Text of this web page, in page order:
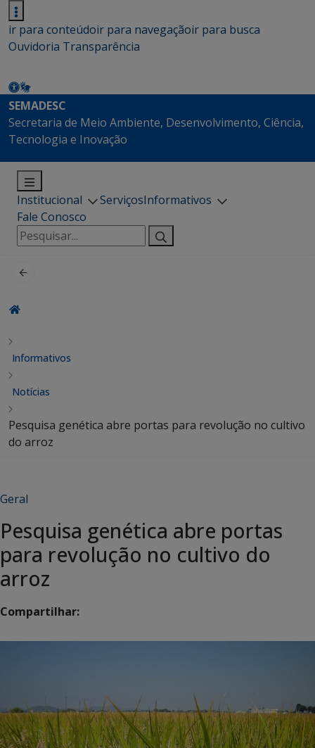
ir para conteúdoir para navegaçãoir para busca
Ouvidoria Transparência
SEMADESC
Secretaria de Meio Ambiente, Desenvolvimento, Ciência,
Tecnologia e Inovação
Institucional ServiçosInformativos
Fale Conosco
Pesquisar
por:
Informativos
Notícias
Pesquisa genética abre portas para revolução no cultivo
do arroz
Geral
Pesquisa genética abre portas
para revolução no cultivo do
arroz
Compartilhar: